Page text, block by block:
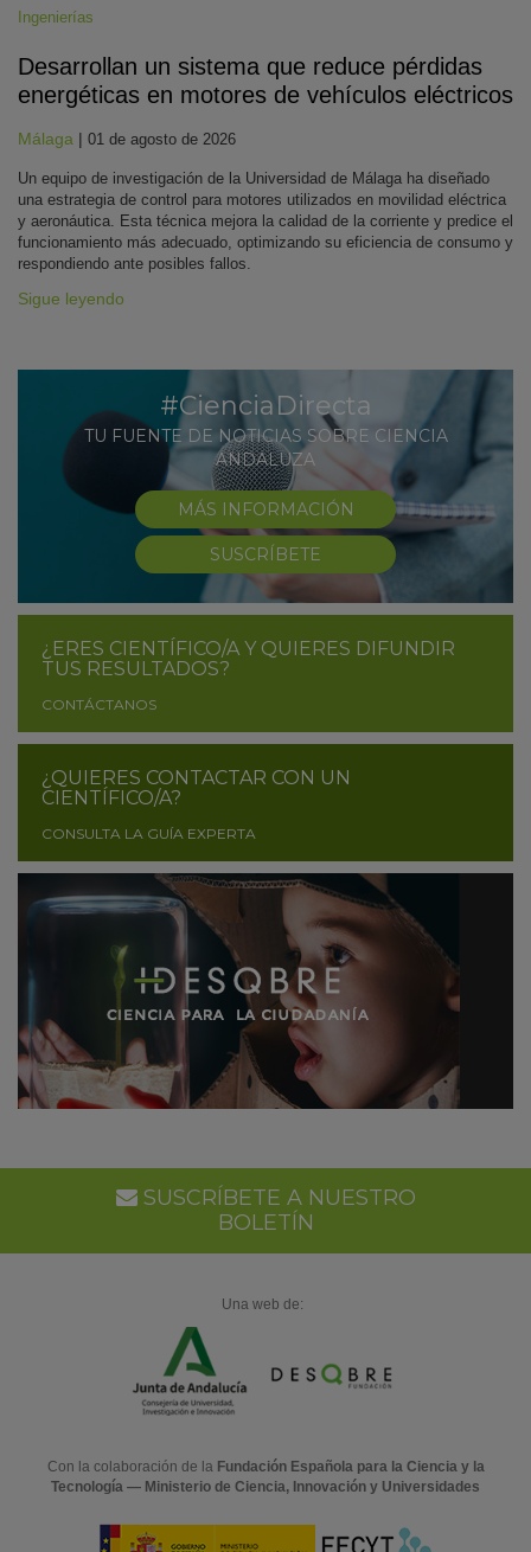
Ingenierías
Desarrollan un sistema que reduce pérdidas
energéticas en motores de vehículos eléctricos
Málaga | 01 de agosto de 2026
Un equipo de investigación de la Universidad de Málaga ha diseñado
una estrategia de control para motores utilizados en movilidad eléctrica
y aeronáutica. Esta técnica mejora la calidad de la corriente y predice el
funcionamiento más adecuado, optimizando su eficiencia de consumo y
respondiendo ante posibles fallos.
Sigue leyendo
#CienciaDirecta
TU FUENTE DE NOTICIAS SOBRE CIENCIA
ANDALUZA
MÁS INFORMACIÓN
SUSCRÍBETE
¿ERES CIENTÍFICO/A Y QUIERES DIFUNDIR
TUS RESULTADOS?
CONTÁCTANOS
¿QUIERES CONTACTAR CON UN
CIENTÍFICO/A?
CONSULTA LA GUÍA EXPERTA
SUSCRÍBETE A NUESTRO
BOLETÍN
Una web de:
Con la colaboración de la Fundación Española para la Ciencia y la
Tecnología — Ministerio de Ciencia, Innovación y Universidades